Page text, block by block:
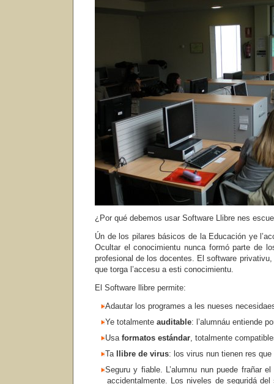
¿Por qué debemos usar Software Llibre nes
Ún de los pilares básicos de la Educación ye
Ocultar el conocimientu nunca formó parte de
profesional de los docentes. El software
que torga l’accesu a esti conocimientu.
El Software llibre permite:
Adautar los programes a les nueses
Ye totalmente auditable: l’alumnáu entiende
Usa formatos estándar, totalmente
Ta
llibre de virus: los virus nun tienen res
Seguru y fiable. L’alumnu nun puede frañar
accidentalmente. Los niveles de seguridá